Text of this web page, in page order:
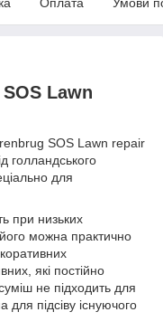
Lawn
SOS Lawn repair
голландського
для
при низьких
можна практично
які постійно
не підходить для
для підсіву існуючого